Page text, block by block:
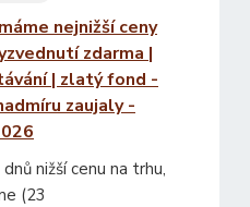
nejnižší ceny
zdarma |
| zlatý fond -
zaujaly -
nižší cenu na trhu,
(23